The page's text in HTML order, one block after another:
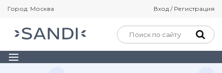
Город: Москва Вход / Регистрация